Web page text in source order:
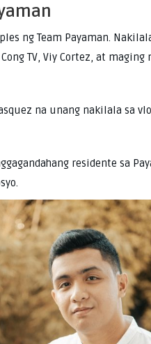
ng Team Payaman.
TV, Viy Cortez, at maging
na unang nakilala sa
residente sa